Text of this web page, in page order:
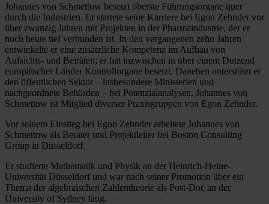
Johannes von Schmettow besetzt oberste Führungsorgane quer
durch die Industrien. Er startete seine Karriere bei Egon Zehnder vor
über zwanzig Jahren mit Projekten in der Pharmaindustrie, der er
noch heute tief verbunden ist. In den vergangenen zehn Jahren
entwickelte er eine zusätzliche Kompetenz im Aufbau von
Aufsichts- und Beiräten; er hat inzwischen in über einem Dutzend
europäischer Länder Kontrollorgane besetzt. Daneben unterstützt er
den öffentlichen Sektor – insbesondere Ministerien und
nachgeordnete Behörden – bei Potenzialanalysen. Johannes von
Schmettow ist Mitglied diverser Praxisgruppen von Egon Zehnder.
Vor seinem Einstieg bei Egon Zehnder arbeitete Johannes von
Schmettow als Berater und Projektleiter bei Boston Consulting
Group in Düsseldorf.
Er studierte Mathematik und Physik an der Heinrich-Heine-
Universität Düsseldorf und war nach seiner Promotion über ein
Thema der algebraischen Zahlentheorie als Post-Doc an der
University of Sydney tätig.